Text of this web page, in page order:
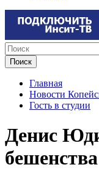
Главная
Новости
Гость в студии
Денис